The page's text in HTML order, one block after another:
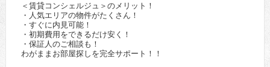
＜賃貸コンシェルジュ＞のメリット！
・人気エリアの物件がたくさん！
・すぐに内見可能！
・初期費用をできるだけ安く！
・保証人のご相談も！
わがままお部屋探しを完全サポート！！